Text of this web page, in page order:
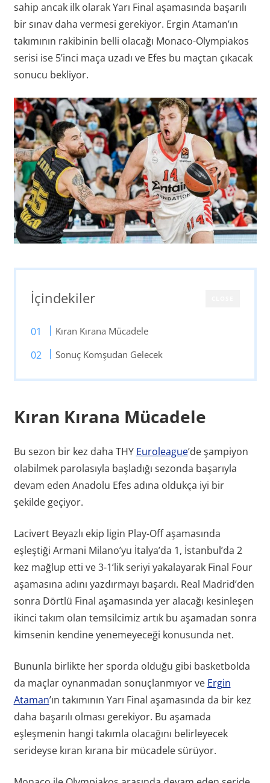
sahip ancak ilk olarak Yarı Final aşamasında başarılı
bir sınav daha vermesi gerekiyor. Ergin Ataman’ın
takımının rakibinin belli olacağı Monaco-Olympiakos
serisi ise 5’inci maça uzadı ve Efes bu maçtan çıkacak
sonucu bekliyor.
İçindekiler
Kıran Kırana Mücadele
Sonuç Komşudan Gelecek
Kıran Kırana Mücadele
Bu sezon bir kez daha THY Euroleague’de şampiyon
olabilmek parolasıyla başladığı sezonda başarıyla
devam eden Anadolu Efes adına oldukça iyi bir
şekilde geçiyor.
Lacivert Beyazlı ekip ligin Play-Off aşamasında
eşleştiği Armani Milano’yu İtalya’da 1, İstanbul’da 2
kez mağlup etti ve 3-1’lik seriyi yakalayarak Final Four
aşamasına adını yazdırmayı başardı. Real Madrid’den
sonra Dörtlü Final aşamasında yer alacağı kesinleşen
ikinci takım olan temsilcimiz artık bu aşamadan sonra
kimsenin kendine yenemeyeceği konusunda net.
Bununla birlikte her sporda olduğu gibi basketbolda
da maçlar oynanmadan sonuçlanmıyor ve Ergin
Ataman’ın takımının Yarı Final aşamasında da bir kez
daha başarılı olması gerekiyor. Bu aşamada
eşleşmenin hangi takımla olacağını belirleyecek
serideyse kıran kırana bir mücadele sürüyor.